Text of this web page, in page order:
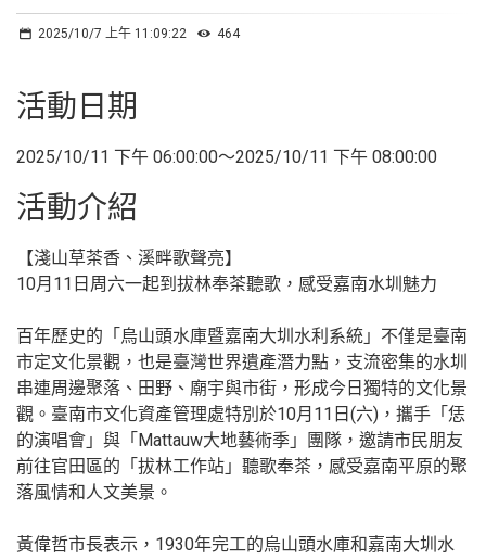
2025/10/7 上午 11:09:22 464
活動日期
2025/10/11 下午 06:00:00～2025/10/11 下午 08:00:00
活動介紹
【淺山草茶香、溪畔歌聲亮】
10月11日周六一起到拔林奉茶聽歌，感受嘉南水圳魅力
百年歷史的「烏山頭水庫暨嘉南大圳水利系統」不僅是臺南
市定文化景觀，也是臺灣世界遺產潛力點，支流密集的水圳
串連周邊聚落、田野、廟宇與市街，形成今日獨特的文化景
觀。臺南市文化資產管理處特別於10月11日(六)，攜手「恁
的演唱會」與「Mattauw大地藝術季」團隊，邀請市民朋友
前往官田區的「拔林工作站」聽歌奉茶，感受嘉南平原的聚
落風情和人文美景。
黃偉哲市長表示，1930年完工的烏山頭水庫和嘉南大圳水